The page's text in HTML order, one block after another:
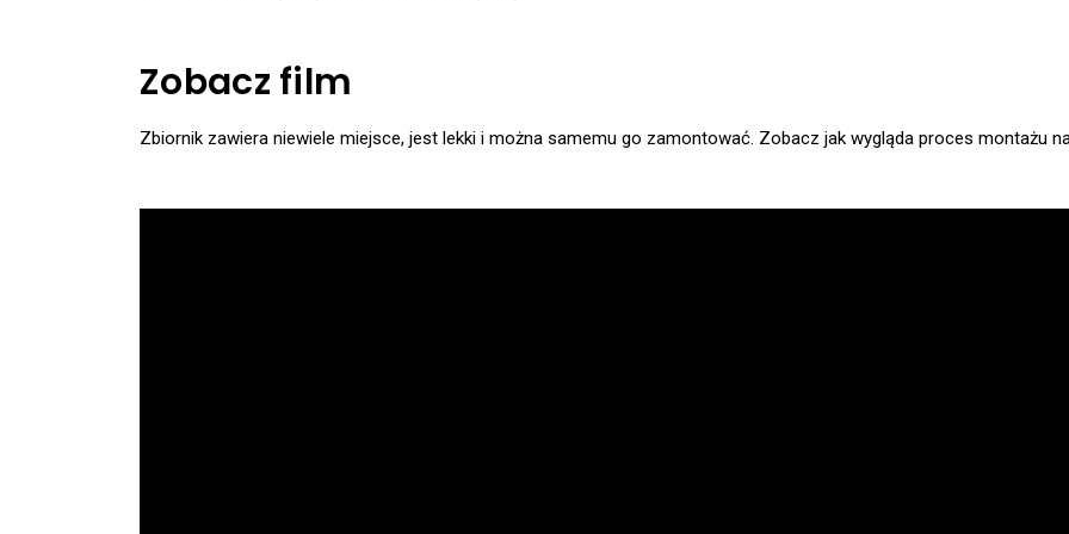
Zobacz film
Zbiornik zawiera niewiele miejsce, jest lekki i można samemu go zamontować. Zobacz jak wygląda proces montażu